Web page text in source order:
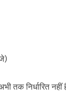
तक निर्धारित नहीं